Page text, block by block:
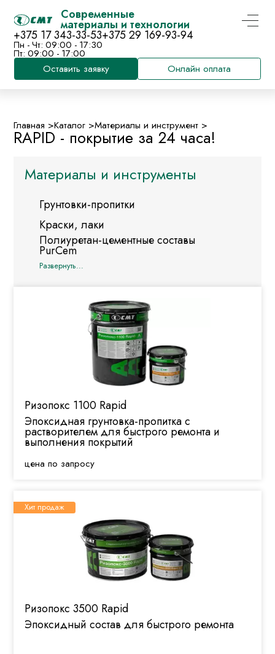
Современные
материалы и технологии
+375 17 343-33-53+375 29 169-93-94
Пн - Чт: 09:00 - 17:30
Пт: 09:00 - 17:00
Оставить заявку
Онлайн оплата
Главная >Каталог >Материалы и инструмент >
RAPID - покрытие за 24 часа!
Материалы и инструменты
Грунтовки-пропитки
Краски, лаки
Полиуретан-цементные составы
PurCem
Наливные составы
Антистатические покрытия
Ремонтные составы, шпатлевки
Стяжки, самонивелиры
Упрочнители бетона
Спортивные покрытия
Сопутствующие товары
Инструмент
RAPID - покрытие за 24 часа!
L - для работы зимой
Развернуть...
Ризопокс 1100 Rapid
Эпоксидная грунтовка-пропитка с
растворителем для быстрого ремонта и
выполнения покрытий
цена по запросу
Хит продаж
Ризопокс 3500 Rapid
Эпоксидный состав для быстрого ремонта